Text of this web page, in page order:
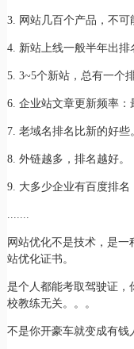
3. 网站几百个产品，不可
4. 新站上线一般半年出排
5. 3~5个新站，总有一个
6. 企业站文章更新频率：
7. 老域名排名比新的好些
8. 外链越多，排名越好。
9. 大多少企业有百度排名
.......
网站优化不是技术，是一
站优化证书。
是个人都能考取驾驶证，
校教练无关。。。
不是你开豪车就变成有钱